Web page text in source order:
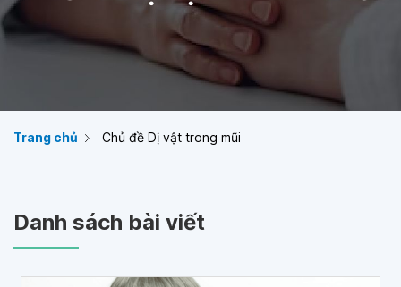
Trang chủ Chủ đề Dị vật trong mũi
Danh sách bài viết